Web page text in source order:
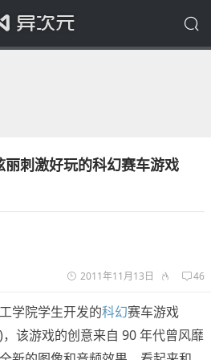
刺激好玩的科幻赛车游戏
2011年11月13日 46
学院学生开发的科幻赛车游戏
)，该游戏的创意来自 90 年代曾风靡